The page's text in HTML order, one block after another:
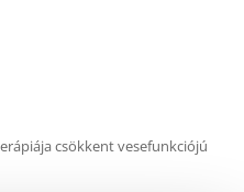
csökkent vesefunkciójú